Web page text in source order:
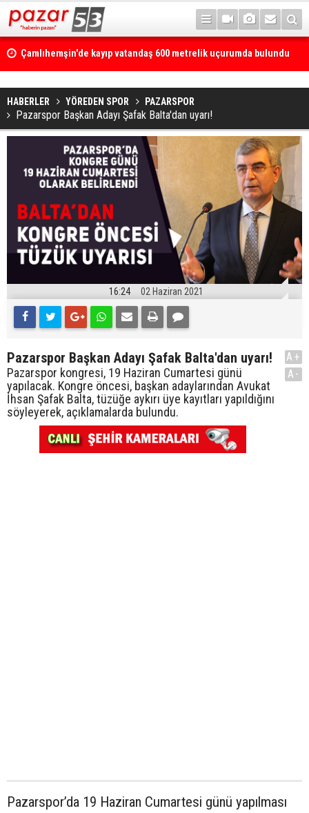
Çamlıhemşin'de kayıp vatandaş 600 metrelik uçurumda bulundu
HABERLER YÖREDEN SPOR PAZARSPOR
Pazarspor Başkan Adayı Şafak Balta'dan uyarı!
16:24 02 Haziran 2021
Pazarspor Başkan Adayı Şafak Balta'dan uyarı!
Pazarspor kongresi, 19 Haziran Cumartesi günü
yapılacak. Kongre öncesi, başkan adaylarından Avukat
İhsan Şafak Balta, tüzüğe aykırı üye kayıtları yapıldığını
söyleyerek, açıklamalarda bulundu.
A+
A-
Pazarspor’da 19 Haziran Cumartesi günü yapılması